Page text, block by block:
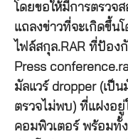
โดยขอให้มีการตรวจ
แถลงข่าวที่จะเกิดขึ้น
ไฟล์สกุล.RAR ที่ป้อง
Press
มัลแวร์ dropper (เป็
ตรวจไม่พบ) ที่แฝงอยู่
คอมพิวเตอร์ พร้อมทั้